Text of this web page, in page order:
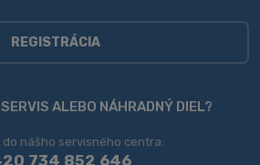
REGISTRÁCIA
ALEBO NÁHRADNÝ DIEL?
do nášho servisného centra:
734 852 646